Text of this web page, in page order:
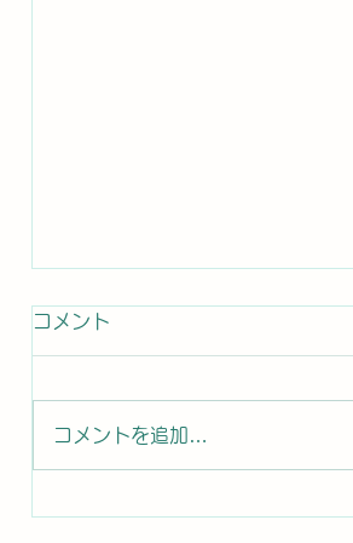
患者さんからのコメント
ナの後遺症で神経異常になり ト
イレに行っても尿が出ず、普段の
り果てていましたが、先生に施術
コメント
コメントを追加…